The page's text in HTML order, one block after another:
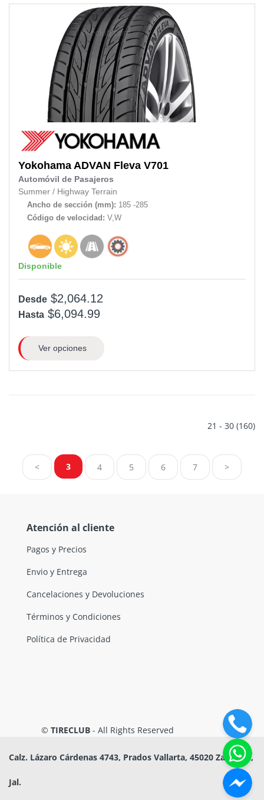
Yokohama ADVAN Fleva V701
Automóvil de Pasajeros
Summer / Highway Terrain
Ancho de sección (mm): 185 -285
Código de velocidad: V,W
Disponible
Desde $2,064.12
Hasta $6,094.99
Ver opciones
21 - 30 (160)
< 3 4 5 6 7 >
Atención al cliente
Pagos y Precios
Envio y Entrega
Cancelaciones y Devoluciones
Términos y Condiciones
Política de Privacidad
© TIRECLUB - All Rights Reserved
Calz. Lázaro Cárdenas 4743, Prados Vallarta, 45020 Zapopan,
Jal.